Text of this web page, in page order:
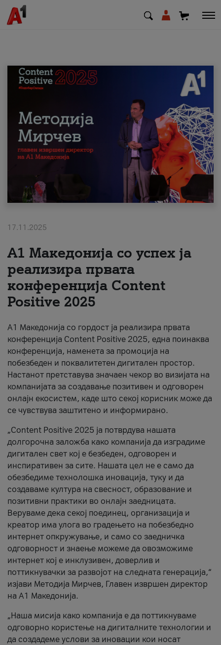
МК EN
Приватни Деловни
Поддршка
Надополни кредит
#ПодобарОнлајн
17.11.2025
А1 Македонија со успех ја
реализира првата
конференција Content
Positive 2025
А1 Македонија со гордост ја реализира првата
конференција Content Positive 2025, една поинаква
конференција, наменета за промоција на
побезбеден и поквалитетен дигитален простор.
Настанот претставува значаен чекор во визијата на
компанијата за создавање позитивен и одговорен
онлајн екосистем, каде што секој корисник може да
се чувствува заштитено и информирано.
„Content Positive 2025 ја потврдува нашата
долгорочна заложба како компанија да изградиме
дигитален свет кој е безбеден, одговорен и
инспиративен за сите. Нашата цел не е само да
обезбедиме технолошка иновација, туку и да
создаваме култура на свесност, образование и
позитивни практики во онлајн заедницата.
Веруваме дека секој поединец, организација и
креатор има улога во градењето на побезбедно
интернет опкружување, и само со заедничка
одговорност и знаење можеме да овозможиме
интернет кој е инклузивен, доверлив и
поттикнувачки за развојот на следната генерација,“
изјави Методија Мирчев, Главен извршен директор
на А1 Македонија.
„Наша мисија како компанија е да поттикнуваме
одговорно користење на дигиталните технологии и
да создадеме услови за иновации кои носат